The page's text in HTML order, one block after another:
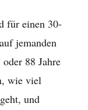
für einen 30-
jemanden
88 Jahre
wie viel
und